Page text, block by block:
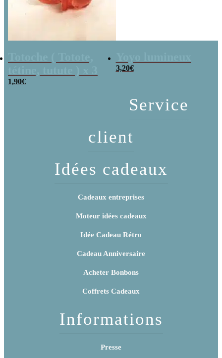
1,90€
3,20€
Service
client
Idées cadeaux
Cadeaux entreprises
Moteur idées cadeaux
Idée Cadeau Rétro
Cadeau Anniversaire
Acheter Bonbons
Coffrets Cadeaux
Informations
Presse